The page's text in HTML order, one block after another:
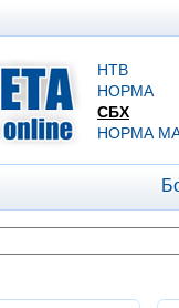
НТВ
НОРМА
СБХ
НОРМА